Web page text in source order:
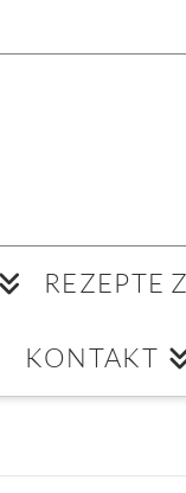
REZEPTE
KONTAKT